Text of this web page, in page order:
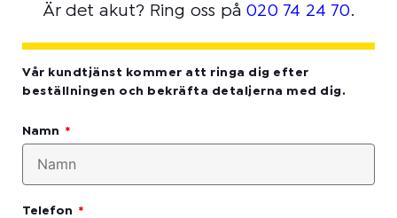
Är det akut? Ring oss på020 74 24 70.
Vår kundtjänst kommer att ringa dig efter
beställningen och bekräfta detaljerna med dig.
Namn
Telefon